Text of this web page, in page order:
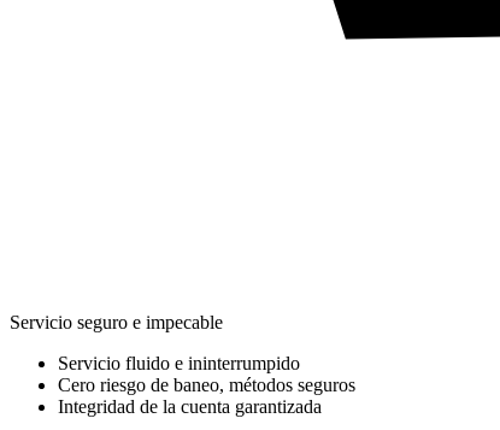
Servicio seguro e impecable
Servicio fluido e ininterrumpido
Cero riesgo de baneo, métodos seguros
Integridad de la cuenta garantizada